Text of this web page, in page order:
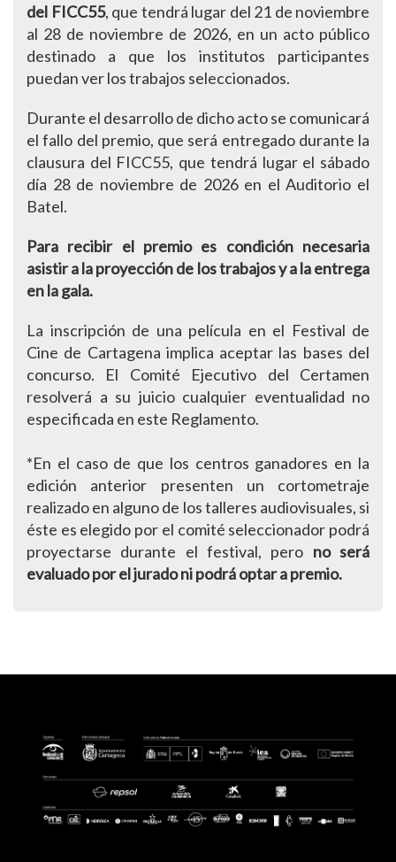
del FICC55, que tendrá lugar del 21 de noviembre
al 28 de noviembre de 2026, en un acto público
destinado a que los institutos participantes
puedan ver los trabajos seleccionados.
Durante el desarrollo de dicho acto se comunicará
el fallo del premio, que será entregado durante la
clausura del FICC55, que tendrá lugar el sábado
día 28 de noviembre de 2026 en el Auditorio el
Batel.
Para recibir el premio es condición necesaria
asistir a la proyección de los trabajos y a la entrega
en la gala.
La inscripción de una película en el Festival de
Cine de Cartagena implica aceptar las bases del
concurso. El Comité Ejecutivo del Certamen
resolverá a su juicio cualquier eventualidad no
especificada en este Reglamento.
*En el caso de que los centros ganadores en la
edición anterior presenten un cortometraje
realizado en alguno de los talleres audiovisuales, si
éste es elegido por el comité seleccionador podrá
proyectarse durante el festival, pero no será
evaluado por el jurado ni podrá optar a premio.